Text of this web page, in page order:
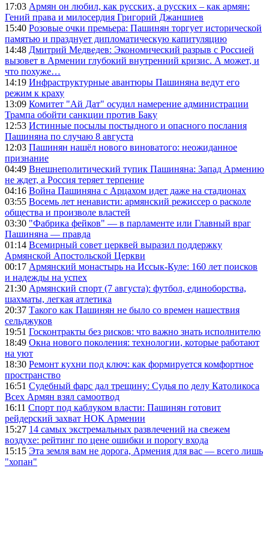
17:03 Армян он любил, как русских, а русских – как армян:
Гений права и милосердия Григорий Джаншиев
15:40 Розовые очки премьера: Пашинян торгует исторической
памятью и празднует дипломатическую капитуляцию
14:48 Дмитрий Медведев: Экономический разрыв с Россией
вызовет в Армении глубокий внутренний кризис. А может, и
что похуже…
14:19 Инфраструктурные авантюры Пашиняна ведут его
режим к краху
13:09 Комитет "Ай Дат" осудил намерение администрации
Трампа обойти санкции против Баку
12:53 Истинные посылы постыдного и опасного послания
Пашиняна по случаю 8 августа
12:03 Пашинян нашёл нового виноватого: неожиданное
признание
04:49 Внешнеполитический тупик Пашиняна: Запад Армению
не ждет, а Россия теряет терпение
04:16 Война Пашиняна с Арцахом идет даже на стадионах
03:55 Восемь лет ненависти: армянский режиссер о расколе
общества и произволе властей
03:30 "Фабрика фейков" — в парламенте или Главный враг
Пашиняна — правда
01:14 Всемирный совет церквей выразил поддержку
Армянской Апостольской Церкви
00:17 Армянский монастырь на Иссык-Куле: 160 лет поисков
и надежды на успех
21:30 Армянский спорт (7 августа): футбол, единоборства,
шахматы, легкая атлетика
20:37 Такого как Пашинян не было со времен нашествия
сельджуков
19:51 Госконтракты без рисков: что важно знать исполнителю
18:49 Окна нового поколения: технологии, которые работают
на уют
18:30 Ремонт кухни под ключ: как формируется комфортное
пространство
16:51 Судебный фарс дал трещину: Судья по делу Католикоса
Всех Армян взял самоотвод
16:11 Спорт под каблуком власти: Пашинян готовит
рейдерский захват НОК Армении
15:27 14 самых экстремальных развлечений на свежем
воздухе: рейтинг по цене ошибки и порогу входа
15:15 Эта земля вам не дорога, Армения для вас — всего лишь
"хопан"